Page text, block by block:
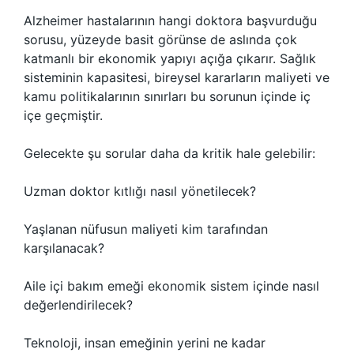
Alzheimer hastalarının hangi doktora başvurduğu
sorusu, yüzeyde basit görünse de aslında çok
katmanlı bir ekonomik yapıyı açığa çıkarır. Sağlık
sisteminin kapasitesi, bireysel kararların maliyeti ve
kamu politikalarının sınırları bu sorunun içinde iç
içe geçmiştir.
Gelecekte şu sorular daha da kritik hale gelebilir:
Uzman doktor kıtlığı nasıl yönetilecek?
Yaşlanan nüfusun maliyeti kim tarafından
karşılanacak?
Aile içi bakım emeği ekonomik sistem içinde nasıl
değerlendirilecek?
Teknoloji, insan emeğinin yerini ne kadar